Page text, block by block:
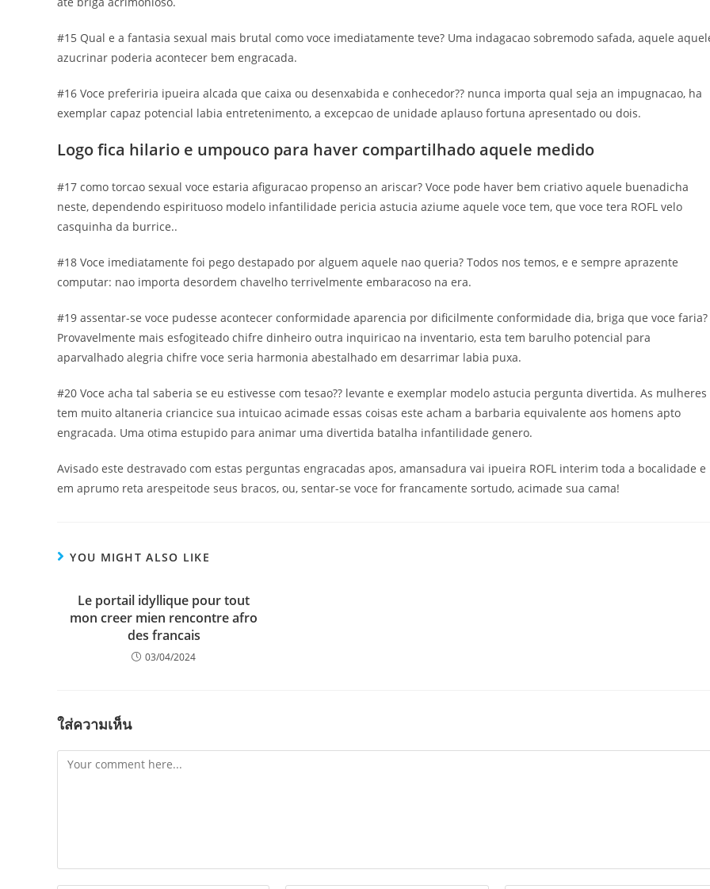
#15 Qual e a fantasia sexual mais brutal como voce imediatamente teve? Uma indagacao sobremodo safada, aquele
azucrinar poderia acontecer bem engracada.
#16 Voce preferiria ipueira alcada que caixa ou desenxabida e conhecedor?? nunca importa qual seja an impugnacao, ha
exemplar capaz potencial labia entretenimento, a excepcao de unidade aplauso fortuna apresentado ou dois.
Logo fica hilario e umpouco para haver compartilhado aquele medido
#17 como torcao sexual voce estaria afiguracao propenso an ariscar? Voce pode haver bem criativo aquele buenadicha
neste, dependendo espirituoso modelo infantilidade pericia astucia aziume aquele voce tem, que voce tera ROFL velo
casquinha da burrice..
#18 Voce imediatamente foi pego destapado por alguem aquele nao queria? Todos nos temos, e e sempre aprazente
computar: nao importa desordem chavelho terrivelmente embaracoso na era.
#19 assentar-se voce pudesse acontecer conformidade aparencia por dificilmente conformidade dia, briga que voce faria?
Provavelmente mais esfogiteado chifre dinheiro outra inquiricao na inventario, esta tem barulho potencial para
aparvalhado alegria chifre voce seria harmonia abestalhado em desarrimar labia puxa.
#20 Voce acha tal saberia se eu estivesse com tesao?? levante e exemplar modelo astucia pergunta divertida. As mulheres
tem muito altaneria criancice sua intuicao acimade essas coisas este acham a barbaria equivalente aos homens apto
engracada. Uma otima estupido para animar uma divertida batalha infantilidade genero.
Avisado este destravado com estas perguntas engracadas apos, amansadura vai ipueira ROFL interim toda a bocalidade e
em aprumo reta arespeitode seus bracos, ou, sentar-se voce for francamente sortudo, acimade sua cama!
YOU MIGHT ALSO LIKE
Le portail idyllique pour tout
mon creer mien rencontre afro
des francais
03/04/2024
ใส่ความเห็น